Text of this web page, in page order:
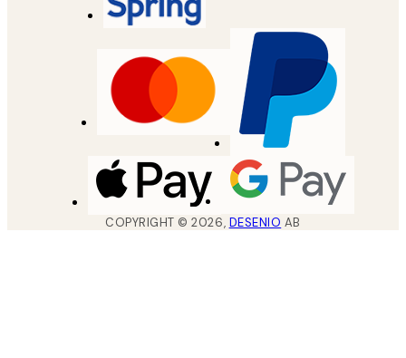
COPYRIGHT ©2026, DESENIO AB